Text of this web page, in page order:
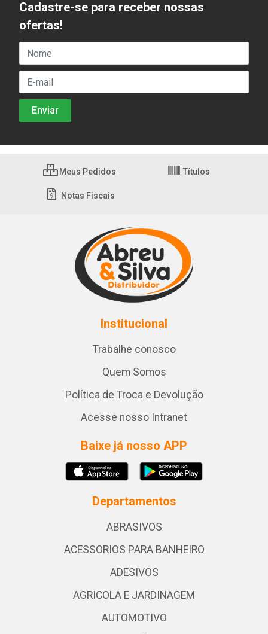
Cadastre-se para receber nossas
ofertas!
Meus Pedidos Títulos
Notas Fiscais
Institucional
Trabalhe conosco
Quem Somos
Política de Troca e Devolução
Acesse nosso Intranet
Baixe já nosso APP
Departamentos
ABRASIVOS
ACESSORIOS PARA BANHEIRO
ADESIVOS
AGRICOLA E JARDINAGEM
AUTOMOTIVO